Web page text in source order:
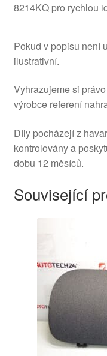
8214KQ pro rychlou
Pokud v popisu není
ilustrativní.
Vyhrazujeme si
výrobce referení
Díly pocházejí z
kontrolovány a
dobu 12 měsíců.
Související